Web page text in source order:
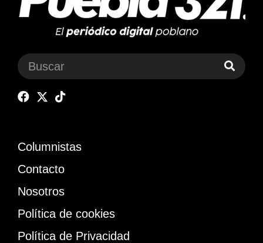
Columnistas
Contacto
Nosotros
Política de cookies
Política de Privacidad